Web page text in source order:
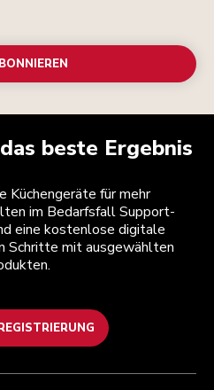
beste Ergebnis
Küchengeräte für mehr
im Bedarfsfall Support-
eine kostenlose digitale
Schritte mit ausgewählten